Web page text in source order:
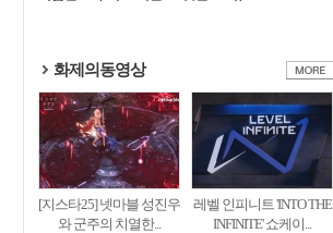
화제의동영상
[지스타25] 넷마블 성진우
와 군주의 치열한...
레벨 인피니트 'INTO THE
INFINITE' 쇼케이...